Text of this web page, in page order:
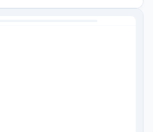
để tạo ra hình ảnh chuyên
và dễ dàng.